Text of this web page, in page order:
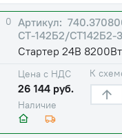
0
СТ-142Б2/СТ142Б2-
Стартер 24В
Наличие
Цена с НДС
26 144 руб.
К